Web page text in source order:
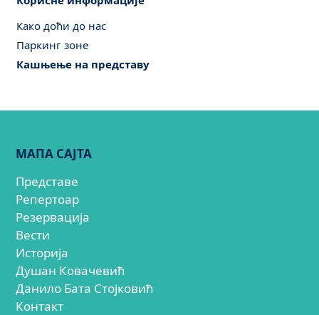
Како доћи до нас
Паркинг зоне
Кашњење на представу
МАПА САЈТА
Представе
Репертоар
Резервација
Вести
Историја
Душан Ковачевић
Данило Бата Стојковић
Контакт